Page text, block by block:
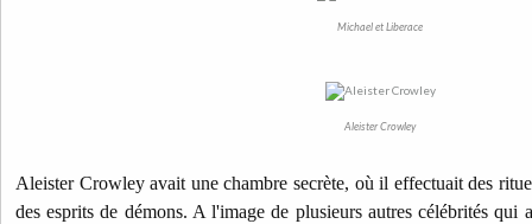
Michael et Liberace
Aleister Crowley
Aleister Crowley avait une chambre secrète, où il effectuait des
des esprits de démons. A l'image de plusieurs autres célébrités qui